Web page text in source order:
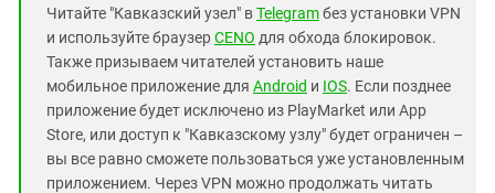
Читайте "Кавказский узел" вTelegramбез установки VPN
и используйте браузерCENO для обхода блокировок.
Также призываем читателей установить наше
мобильное приложение для Android и IOS. Если позднее
приложение будет исключено из PlayMarket или App
Store, или доступ к "Кавказскому узлу" будет ограничен –
вы все равно сможете пользоваться уже установленным
приложением. Через VPN можно продолжать читать